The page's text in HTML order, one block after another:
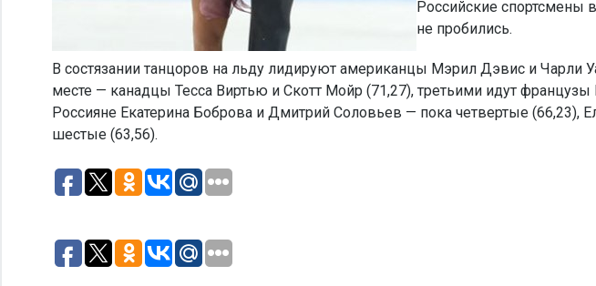
Российские спортсмены
не пробились.
В состязании танцоров на льду лидируют американцы Мэрил Дэвис и Чарли
месте — канадцы Тесса Виртью и Скотт Мойр (71,27), третьими идут
Россияне Екатерина Боброва и Дмитрий Соловьев — пока четвертые (66,23),
шестые (63,56).